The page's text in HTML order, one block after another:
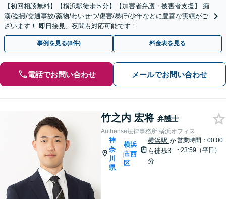
【初回相談無料】【横浜駅徒歩５分】【加害者弁護・被害者支援】 痴
漢/盗撮/交通事故/薬物/わいせつ/傷害/暴行/少年などに豊富な実績がご
ざいます！ 即日接見、夜間も対応可能です！
事例を見る(8件) 料金表を見る
電話でお問い合わせ メールでお問い合わせ
竹之内 宏将 弁護士
Authense法律事務所 横浜オフィス
神
奈
川
県
|
横浜
市西
区
横浜駅 か
ら徒歩3
分
営業時間：00:00
~23:59（平日）